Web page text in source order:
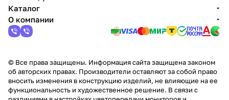
Каталог
О компании
© Все права защищены. Информация сайта защищена законом
об авторских правах. Производители оставляют за собой право
вносить изменения в конструкцию изделий, не влияющие на ее
функциональность и художественное решение. В связи с